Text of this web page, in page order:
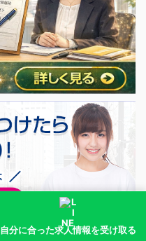
自分に合った求人情報を受け取る